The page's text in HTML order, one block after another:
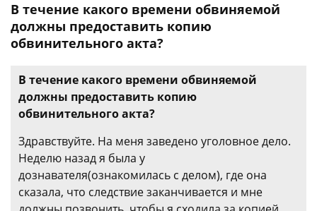
В течение какого времени обвиняемой
должны предоставить копию
обвинительного акта?
В течение какого времени обвиняемой
должны предоставить копию
обвинительного акта?
Здравствуйте. На меня заведено уголовное дело.
Неделю назад я была у
дознавателя(ознакомилась с делом), где она
сказала, что следствие заканчивается и мне